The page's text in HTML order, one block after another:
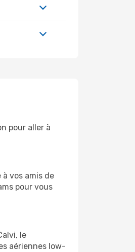
pour aller à
vos amis de
pour vous
le
aériennes low-